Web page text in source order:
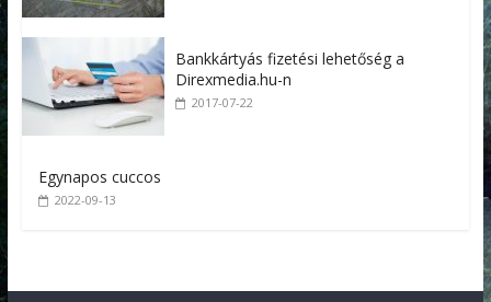
Bankkártyás fizetési lehetőség a
Direxmedia.hu-n
2017-07-22
Egynapos cuccos
2022-09-13